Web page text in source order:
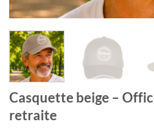
Casquette beige –
retraite